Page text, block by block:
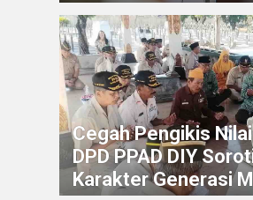
Cegah Pengikis
DPD PPAD DIY
Karakter Generasi